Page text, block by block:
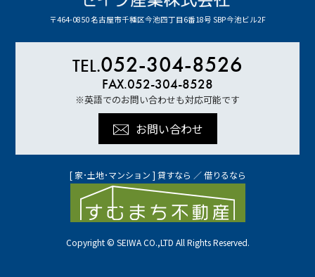
〒464-0850 名古屋市千種区今池四丁目6番18号 SBP今池ビル2F
TEL.052-304-8526
FAX.052-304-8528
※英語でのお問い合わせも対応可能です
お問い合わせ
[ 家･土地･マンション ] 貸すなら ／ 借りるなら
Copyright © SEIWA CO.,LTD All Rights Reserved.